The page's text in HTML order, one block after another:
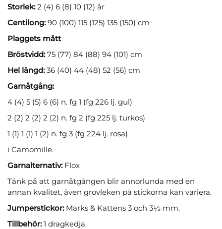
Storlek:2 (4) 6 (8) 10 (12) år
Centilong:90 (100) 115 (125) 135 (150) cm
Plaggets mått
Bröstvidd:75 (77) 84 (88) 94 (101) cm
Hel längd:36 (40) 44 (48) 52 (56) cm
Garnåtgång:
4 (4) 5 (5) 6 (6) n. fg 1 (fg 226 lj. gul)
2 (2) 2 (2) 2 (2) n. fg 2 (fg 225 lj. turkos)
1 (1) 1 (1) 1 (2) n. fg 3 (fg 224 lj. rosa)
i Camomille.
Garnalternativ:Flox
Tänk på att garnåtgången blir annorlunda med en
annan kvalitet, även grovleken på stickorna kan variera.
Jumperstickor:Marks & Kattens 3 och 3½ mm.
Tillbehör:1 dragkedja.